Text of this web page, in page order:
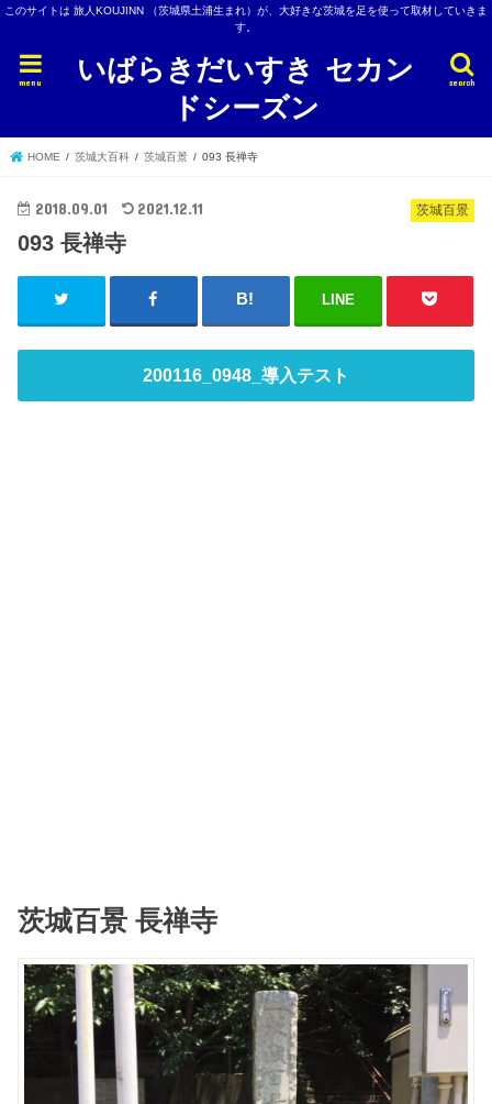
このサイトは 旅人KOUJINN （茨城県土浦生まれ）が、大好きな茨城を足を使って取材していきま
す。
いばらきだいすき セカン
ドシーズン
search
menu
HOME 茨城大百科 茨城百景 093 長禅寺
茨城百景
2018.09.01 2021.12.11
093 長禅寺
LINE
200116_0948_導入テスト
茨城百景 長禅寺